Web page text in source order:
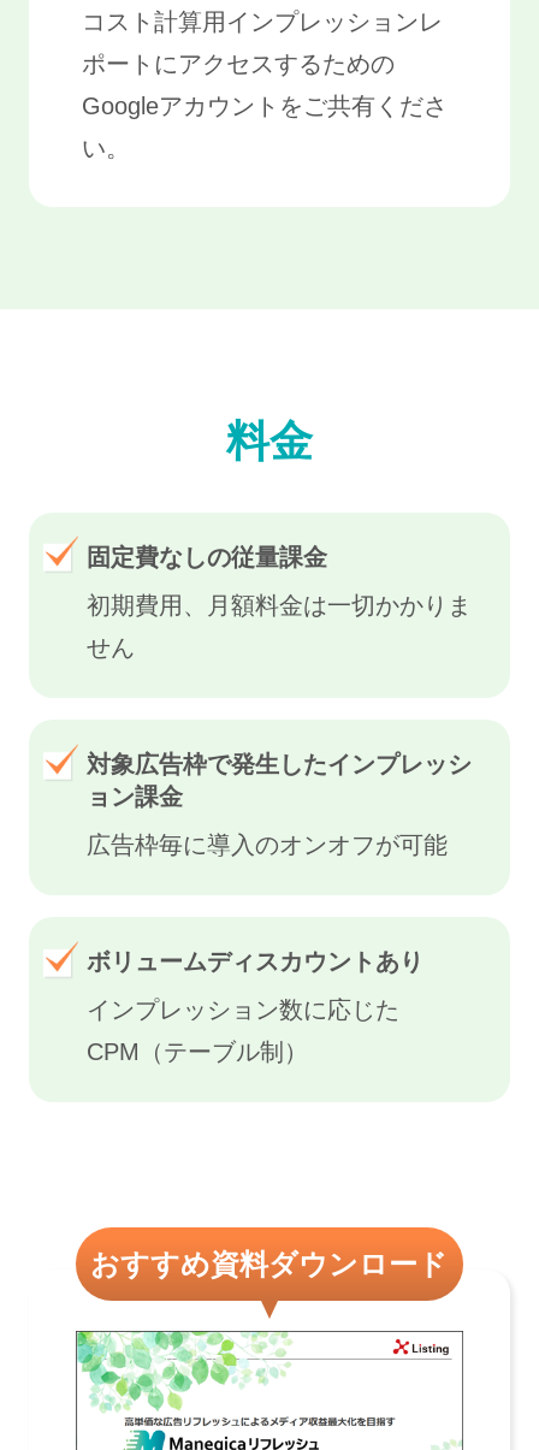
コスト計算用インプレッションレ
ポートにアクセスするための
Googleアカウントをご共有くださ
い。
料金
固定費なしの従量課金
初期費用、月額料金は一切かかりま
せん
対象広告枠で発生したインプレッシ
ョン課金
広告枠毎に導入のオンオフが可能
ボリュームディスカウントあり
インプレッション数に応じた
CPM（テーブル制）
おすすめ資料ダウンロード